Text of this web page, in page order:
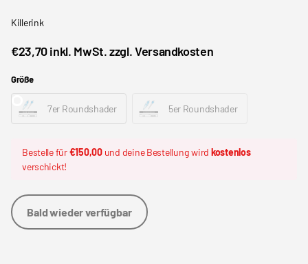
Killerink
€23,70 inkl. MwSt. zzgl. Versandkosten
Größe
7er Roundshader 5er Roundshader
Bestelle für€150,00und deine Bestellung wird kostenlos
verschickt!
Bald wieder verfügbar